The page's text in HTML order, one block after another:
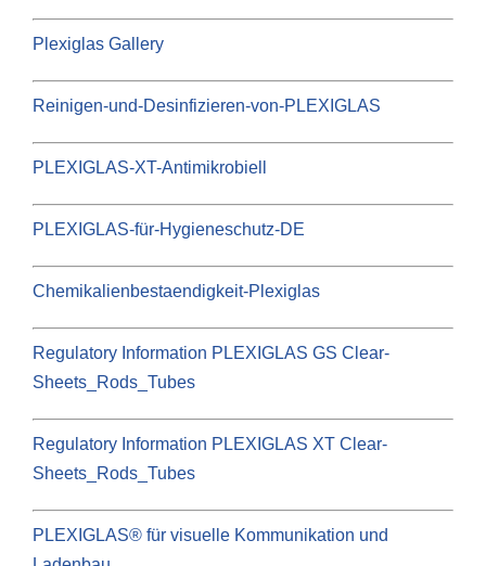
Plexiglas Gallery
Reinigen-und-Desinfizieren-von-PLEXIGLAS
PLEXIGLAS-XT-Antimikrobiell
PLEXIGLAS-für-Hygieneschutz-DE
Chemikalienbestaendigkeit-Plexiglas
Regulatory Information PLEXIGLAS GS Clear-
Sheets_Rods_Tubes
Regulatory Information PLEXIGLAS XT Clear-
Sheets_Rods_Tubes
PLEXIGLAS® für visuelle Kommunikation und